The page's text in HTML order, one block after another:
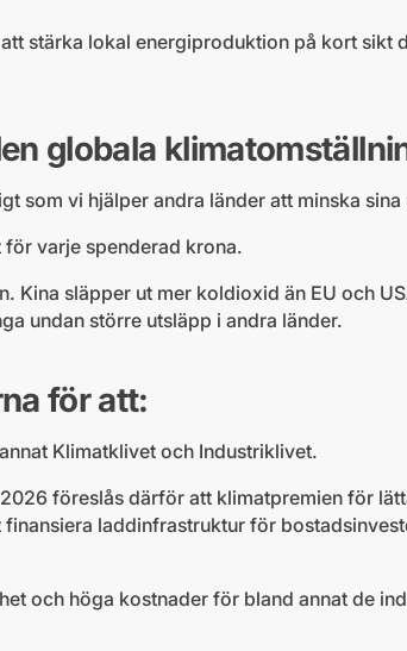
stärka lokal energiproduktion på kort sikt
globala
som vi hjälper andra länder att minska sina
varje spenderad krona.
Kina släpper ut mer koldioxid än EU och
undan större utsläpp i andra länder.
för att:
Klimatklivet och Industriklivet.
föreslås därför att klimatpremien för
laddinfrastruktur för
och höga kostnader för bland annat de